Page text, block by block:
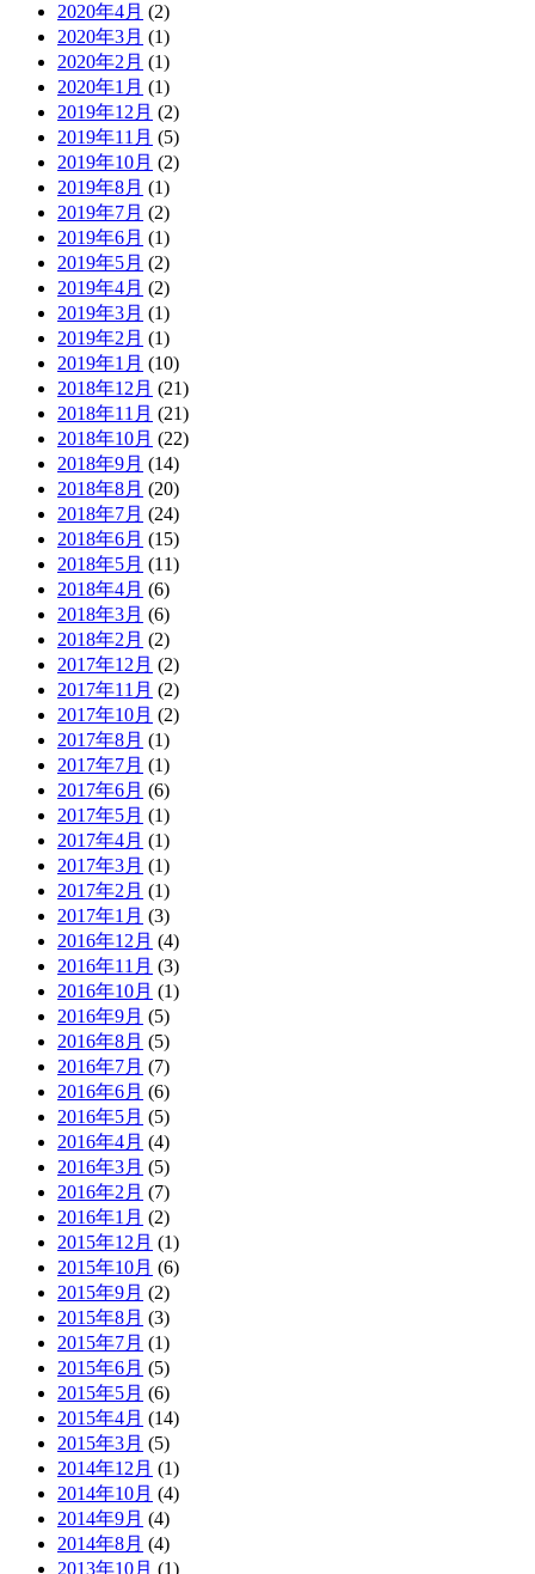
2020年4月 (2)
2020年3月 (1)
2020年2月 (1)
2020年1月 (1)
2019年12月 (2)
2019年11月 (5)
2019年10月 (2)
2019年8月 (1)
2019年7月 (2)
2019年6月 (1)
2019年5月 (2)
2019年4月 (2)
2019年3月 (1)
2019年2月 (1)
2019年1月 (10)
2018年12月 (21)
2018年11月 (21)
2018年10月 (22)
2018年9月 (14)
2018年8月 (20)
2018年7月 (24)
2018年6月 (15)
2018年5月 (11)
2018年4月 (6)
2018年3月 (6)
2018年2月 (2)
2017年12月 (2)
2017年11月 (2)
2017年10月 (2)
2017年8月 (1)
2017年7月 (1)
2017年6月 (6)
2017年5月 (1)
2017年4月 (1)
2017年3月 (1)
2017年2月 (1)
2017年1月 (3)
2016年12月 (4)
2016年11月 (3)
2016年10月 (1)
2016年9月 (5)
2016年8月 (5)
2016年7月 (7)
2016年6月 (6)
2016年5月 (5)
2016年4月 (4)
2016年3月 (5)
2016年2月 (7)
2016年1月 (2)
2015年12月 (1)
2015年10月 (6)
2015年9月 (2)
2015年8月 (3)
2015年7月 (1)
2015年6月 (5)
2015年5月 (6)
2015年4月 (14)
2015年3月 (5)
2014年12月 (1)
2014年10月 (4)
2014年9月 (4)
2014年8月 (4)
2013年10月 (1)